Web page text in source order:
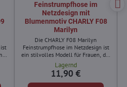
Feinstrumpfhose im
Netzdesign mit
Blumenmotiv CHARLY F08
Marilyn
Die CHARLY F08 Marilyn
Feinstrumpfhose im Netzdesign ist
ein stilvolles Modell für Frauen, die
feminine Eleganz betonen
möchten.
Lagernd
11,90 €